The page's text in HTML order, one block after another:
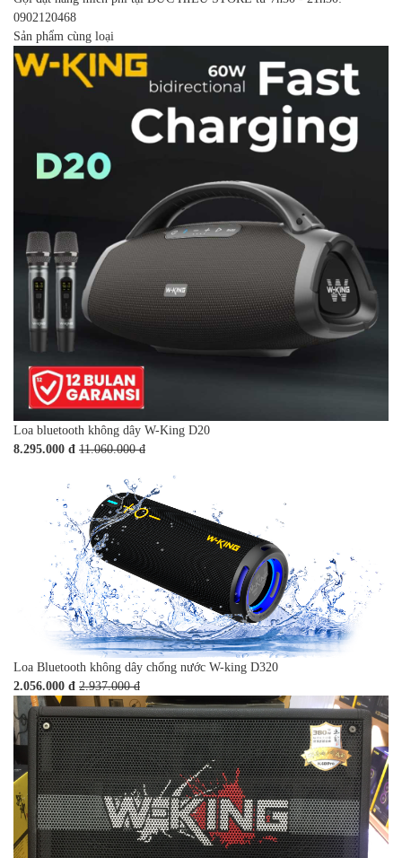
0902120468
Sản phẩm cùng loại
Loa bluetooth không dây W-King D20
8.295.000 đ 11.060.000 đ
Loa Bluetooth không dây chống nước W-king D320
2.056.000 đ 2.937.000 đ